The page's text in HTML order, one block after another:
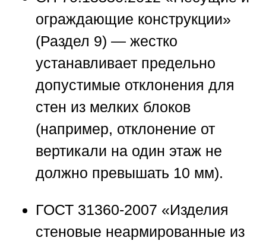
ограждающие конструкции»
(Раздел 9) — жестко
устанавливает предельно
допустимые отклонения для
стен из мелких блоков
(например, отклонение от
вертикали на один этаж не
должно превышать 10 мм).
ГОСТ 31360-2007 «Изделия
стеновые неармированные из